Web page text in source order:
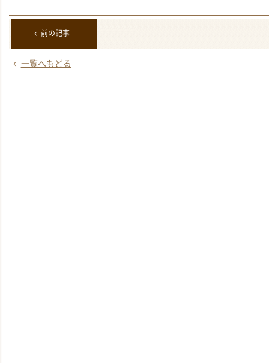
前の記事
一覧へもどる